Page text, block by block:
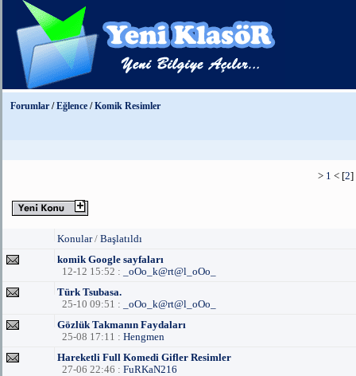
Forumlar /Eğlence /Komik Resimler
> 1 < [2]
Konular/ Başlatıldı
komik Google sayfaları
12-12 15:52 :
_oOo_k@rt@l_oOo_
Türk Tsubasa.
25-10 09:51 :
_oOo_k@rt@l_oOo_
Gözlük Takmanın Faydaları
25-08 17:11 : Hengmen
Hareketli Full Komedi Gifler Resimler
27-06 22:46 : FuRKaN216